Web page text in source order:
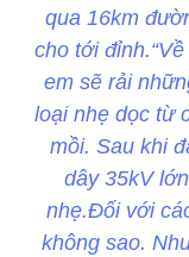
qua 16km
cho tới
em sẽ rải
loại nhẹ dọc từ
mồi. Sau khi
dây 35kV
nhẹ.Đối với
không sao.